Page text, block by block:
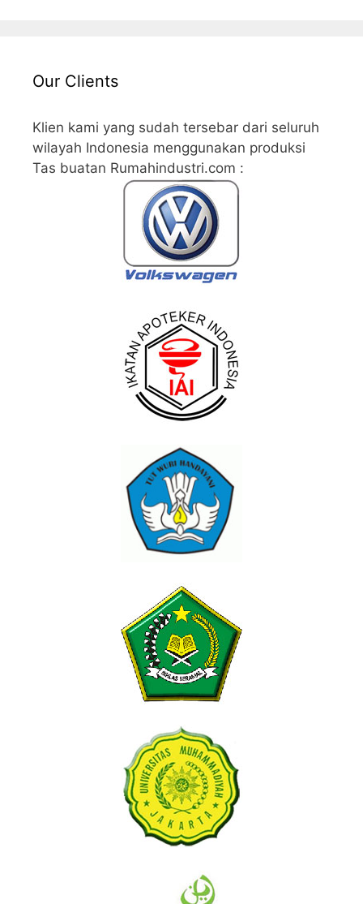
Our Clients
Klien kami yang sudah tersebar dari seluruh
wilayah Indonesia menggunakan produksi
Tas buatan Rumahindustri.com :